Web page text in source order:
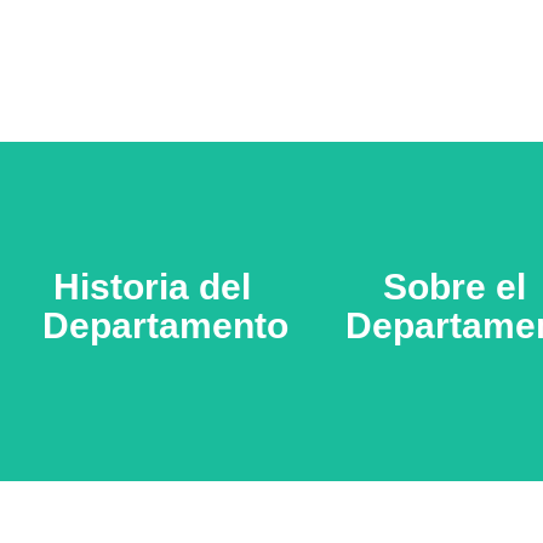
Historia del
Departamento
Historia del
Departamento
Sobre el
Sobre el